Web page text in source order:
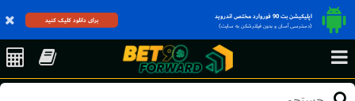
اپلیکیشن بت 90 فوروارد مختص اندروید
(دسترسی آسان و بدون فیلترشکن به سایت)
برای دانلود کلیک کنید